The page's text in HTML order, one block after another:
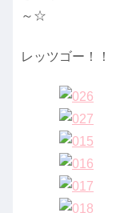
～☆
レッツゴー！！